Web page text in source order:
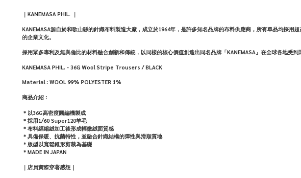
｜KANEMASA PHIL. ｜
KANEMASA源自於和歌山縣的針織布料製造大廠，成立於1964年，是許多知名品牌的布料供應商，所有單品均採
的企業文化。
採用眾多專利及無與倫比的材料融合創新和傳統，以同樣的核心價值創造出同名品牌「KANEMASA」在全球各地受
KANEMASA PHIL. - 36G Wool Stripe Trousers / BLACK
Material : WOOL 99% POLYESTER 1%
商品介紹：
＊以36G高密度圓編機製成
＊採用1/60 Super120羊毛
＊布料經縮絨加工後形成輕微絨面質感
＊具備保暖、抗菌特性，並融合針織結構的彈性與滑順質地
＊ 版型以寬鬆錐形剪裁為基礎
＊MADE IN JAPAN
｜店員實際穿著感想｜